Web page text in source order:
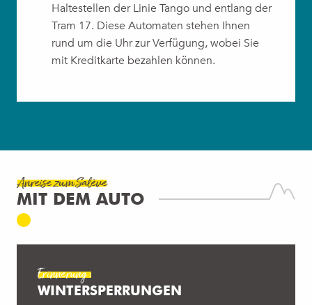
Haltestellen der Linie Tango und entlang der
Tram 17. Diese Automaten stehen Ihnen
rund um die Uhr zur Verfügung, wobei Sie
mit Kreditkarte bezahlen können.
Anreise zum Salève
MIT DEM AUTO
Erinnerung :
WINTERSPERRUNGEN